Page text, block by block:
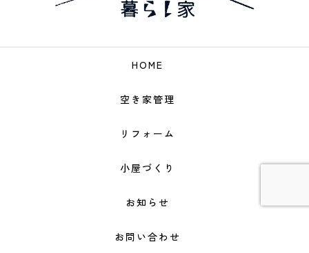
HOME
空き家管理
リフォーム
小屋づくり
お知らせ
お問い合わせ